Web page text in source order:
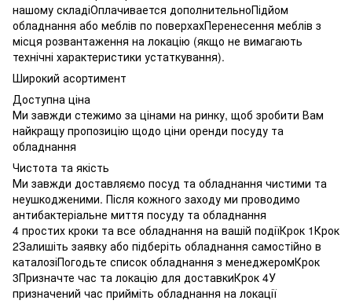
нашому складіОплачивается дополнительноПідйом
обладнання або меблів по поверхахПеренесення меблів з
місця розвантаження на локацію (якщо не вимагають
технічні характеристики устаткування).
Широкий асортимент
Доступна ціна
Ми завжди стежимо за цінами на ринку, щоб зробити Вам
найкращу пропозицію щодо ціни оренди посуду та
обладнання
Чистота та якість
Ми завжди доставляємо посуд та обладнання чистими та
неушкодженими. Після кожного заходу ми проводимо
антибактеріальне миття посуду та обладнання
4 простих кроки та все обладнання на вашій подіїКрок 1Крок
2Залишіть заявку або підберіть обладнання самостійно в
каталозіПогодьте список обладнання з менеджеромКрок
3Призначте час та локацію для доставкиКрок 4У
призначений час прийміть обладнання на локації